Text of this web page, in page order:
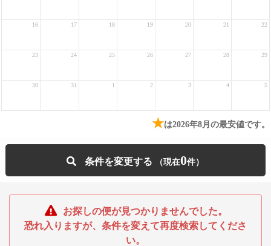
16 17 18 19 20 21 22
23 24 25 26 27 28 29
30 31 1 2 3 4 5
★は2026年8月の最安値です。
条件を変更する 0
お探しの便が見つかりませんでした。
恐れ入りますが、条件を変えて再度検索してくださ
い。